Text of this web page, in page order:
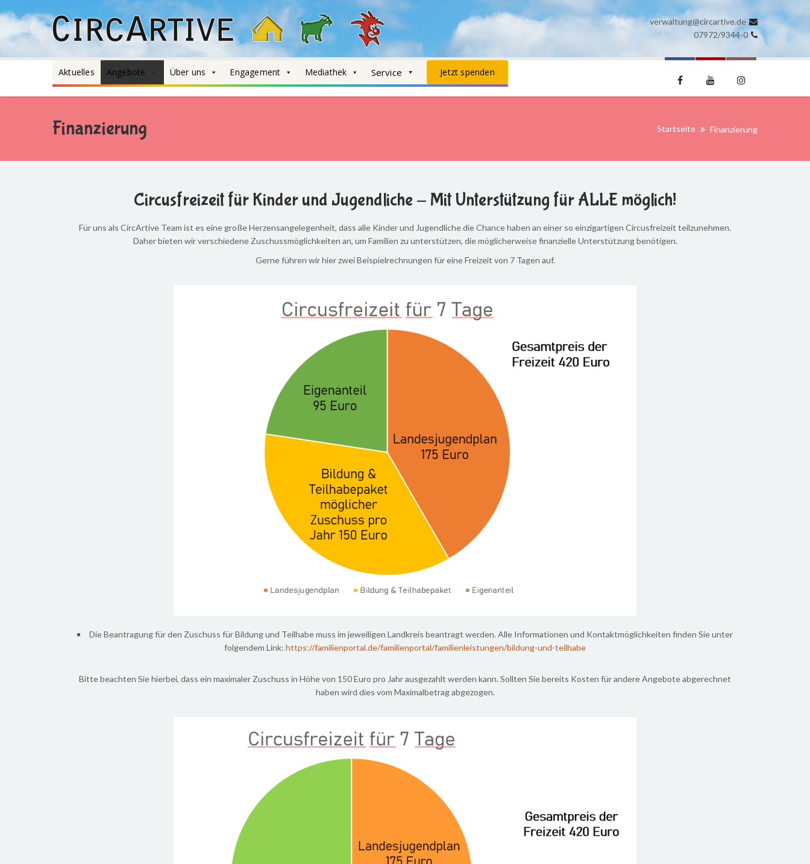
verwaltung@circartive.de
07972/9344-0
Aktuelles Angebote Über uns Engagement Mediathek Service Jetzt spenden
Finanzierung Startseite Finanzierung
Circusfreizeit für Kinder und Jugendliche - Mit Unterstützung für ALLE möglich!
Für uns als CircArtive Team ist es eine große Herzensangelegenheit, dass alle Kinder und Jugendliche die Chance haben an einer so einzigartigen Circusfreizeit teilzunehmen.
Daher bieten wir verschiedene Zuschussmöglichkeiten an, um Familien zu unterstützen, die möglicherweise finanzielle Unterstützung benötigen.
Gerne führen wir hier zwei Beispielrechnungen für eine Freizeit von 7 Tagen auf.
Die Beantragung für den Zuschuss für Bildung und Teilhabe muss im jeweiligen Landkreis beantragt werden. Alle Informationen und Kontaktmöglichkeiten finden Sie unter
folgendem Link: https://familienportal.de/familienportal/familienleistungen/bildung-und-teilhabe
Bitte beachten Sie hierbei, dass ein maximaler Zuschuss in Höhe von 150 Euro pro Jahr ausgezahlt werden kann. Sollten Sie bereits Kosten für andere Angebote abgerechnet
haben wird dies vom Maximalbetrag abgezogen.